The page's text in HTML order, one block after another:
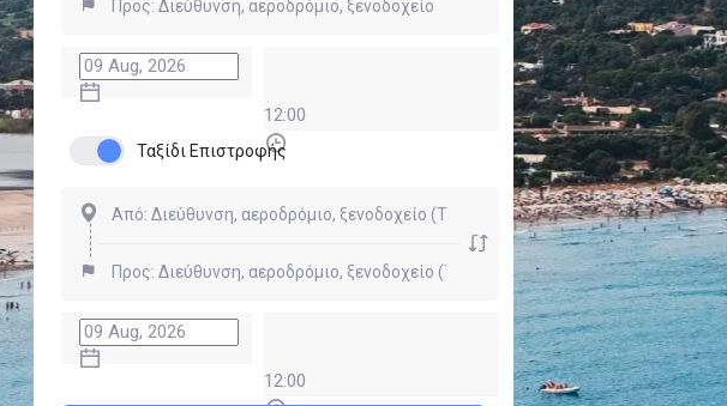
12:00
Ταξίδι Επιστροφής
12:00